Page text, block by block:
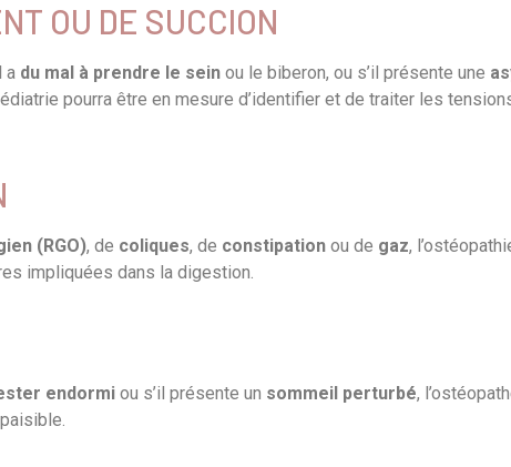
OU DE SUCCION
a du mal à prendre le sein ou le biberon, ou s’il présente une
pourra être en mesure d’identifier et de traiter les
(RGO), de coliques, de constipation ou de gaz,
impliquées dans la digestion.
endormi ou s’il présente un sommeil perturbé,